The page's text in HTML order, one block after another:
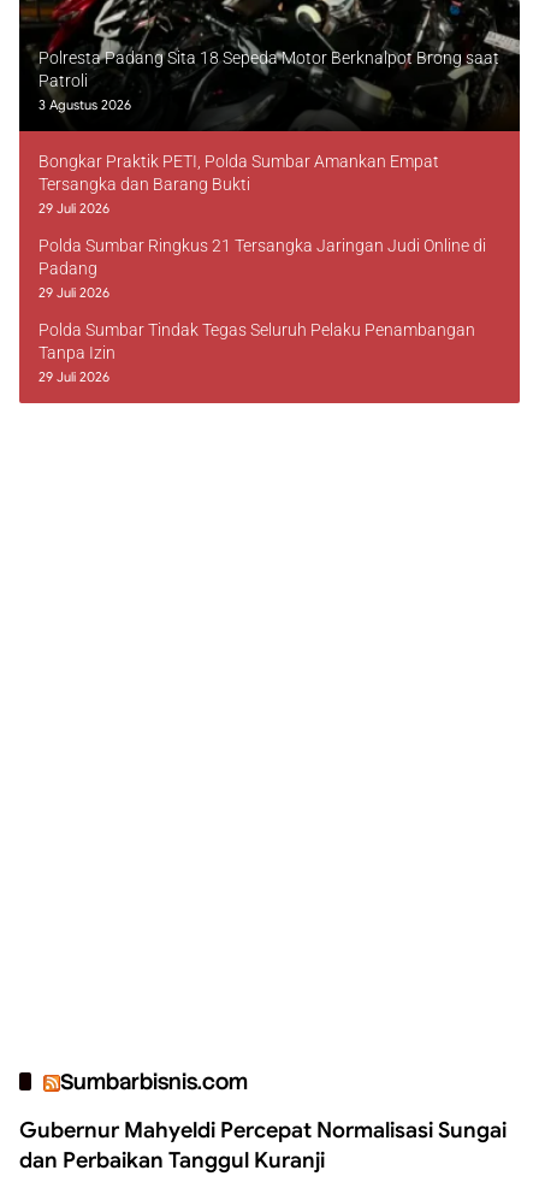
Polresta Padang Sita 18 Sepeda Motor Berknalpot Brong saat
Patroli
3 Agustus 2026
Bongkar Praktik PETI, Polda Sumbar Amankan Empat
Tersangka dan Barang Bukti
29 Juli 2026
Polda Sumbar Ringkus 21 Tersangka Jaringan Judi Online di
Padang
29 Juli 2026
Polda Sumbar Tindak Tegas Seluruh Pelaku Penambangan
Tanpa Izin
29 Juli 2026
Sumbarbisnis.com
Gubernur Mahyeldi Percepat Normalisasi Sungai
dan Perbaikan Tanggul Kuranji